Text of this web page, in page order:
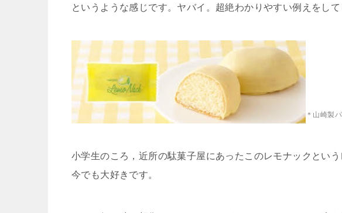
というような感じです。ヤバイ。超絶わかりやすい例えをして
＊山崎製
小学生のころ，近所の駄菓子屋にあったこのレモナックとい
今でも大好きです。